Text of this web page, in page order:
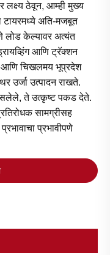
लक्ष्य ठेवून, आम्ही मुख्य
टायरमध्ये अति-मजबूत
लोड केल्यावर अत्यंत
आणि ट्रॅक्शन
आणि चिखलमय भूप्रदेश
उर्जा उत्पादन राखते.
ते उत्कृष्ट पकड देते.
सामग्रीसह
प्रभावीपणे